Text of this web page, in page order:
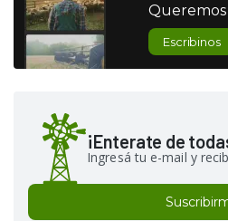
Escribinos
¡Enterate de
Ingresá tu e-mail y